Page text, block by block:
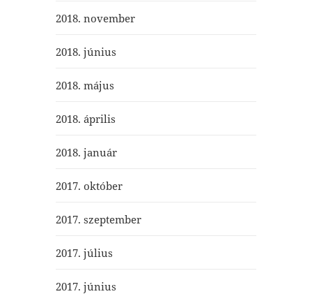
2018. november
2018. június
2018. május
2018. április
2018. január
2017. október
2017. szeptember
2017. július
2017. június